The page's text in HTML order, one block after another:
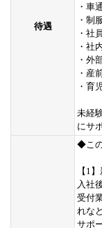
待遇
・車
・制
・社
・社
・外
・産
・育
未経
にサ
◆こ
【1
入社
受付
れな
サポ